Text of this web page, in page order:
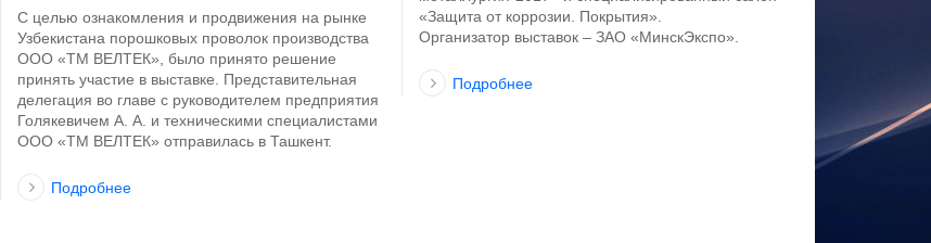
С целью ознакомления и продвижения на рынке
Узбекистана порошковых проволок производства
ООО «ТМ ВЕЛТЕК», было принято решение
принять участие в выставке. Представительная
делегация во главе с руководителем предприятия
Голякевичем А. А. и техническими специалистами
ООО «ТМ ВЕЛТЕК» отправилась в Ташкент.
Подробнее
«Защита от коррозии. Покрытия».
Организатор выставок – ЗАО «МинскЭкспо».
Подробнее